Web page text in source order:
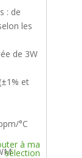
: de
les
de 3W
et
°C
à ma
sélection